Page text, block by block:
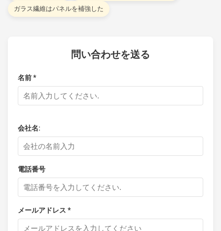
ガラス繊維はパネルを補強した
問い合わせを送る
名前 *
会社名:
電話番号
メールアドレス *